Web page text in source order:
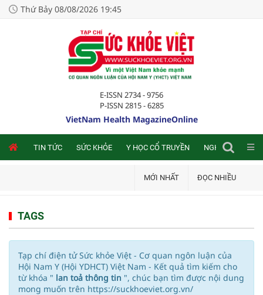
Thứ Bảy 08/08/2026 19:45
E-ISSN 2734 - 9756
P-ISSN 2815 - 6285
VietNam Health MagazineOnline
TIN TỨC SỨC KHỎE Y HỌC CỔ TRUYỀN NGHIÊN CỨU
MỚI NHẤT ĐỌC NHIỀU
TAGS
Tạp chí điện tử Sức khỏe Việt - Cơ quan ngôn luận của
Hội Nam Y (Hội YDHCT) Việt Nam - Kết quả tìm kiếm cho
từ khóa " lan toả thông tin ", chúc bạn tìm được nội dung
mong muốn trên https://suckhoeviet.org.vn/